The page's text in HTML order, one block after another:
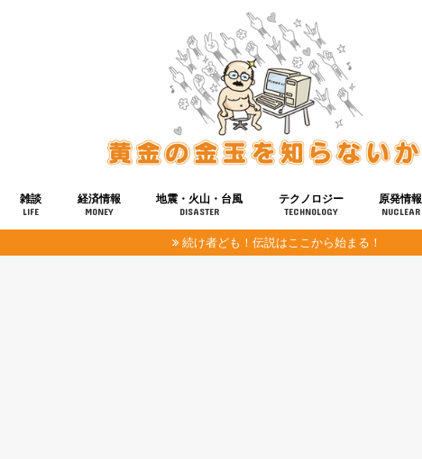
雑談
LIFE
経済情報
MONEY
地震・火山・台風
DISASTER
テクノロジー
TECHNOLOGY
健康
宇宙
原発情報
NUCLEAR
続け者ども！伝説はここから始まる！